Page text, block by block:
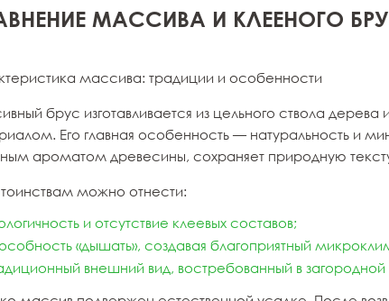
МАССИВА И КЛЕЕНОГО
массива: традиции и особенности
брус изготавливается из цельного ствола
Его главная особенность — натуральность и
ароматом древесины, сохраняет природную
можно отнести:
и отсутствие клеевых составов;
«дышать», создавая благоприятный
внешний вид, востребованный в загородной